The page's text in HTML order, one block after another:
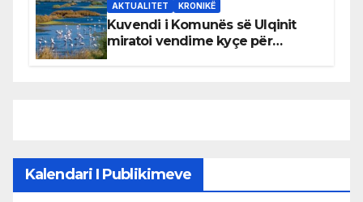
AKTUALITET KRONIKË
Kuvendi i Komunës së Ulqinit
miratoi vendime kyçe për
Kalendari I Publikimeve